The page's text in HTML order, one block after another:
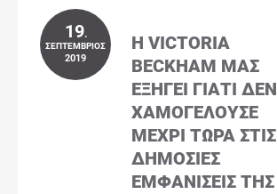
19.
ΣΕΠΤΈΜΒΡΙΟΣ
2019
Η VICTORIA
BECKHAM ΜΑΣ
ΕΞΗΓΕΊ ΓΙΑΤΊ ΔΕΝ
ΧΑΜΟΓΕΛΟΎΣΕ
ΜΈΧΡΙ ΤΏΡΑ ΣΤΙΣ
ΔΗΜΌΣΙΕΣ
ΕΜΦΑΝΊΣΕΙΣ ΤΗΣ